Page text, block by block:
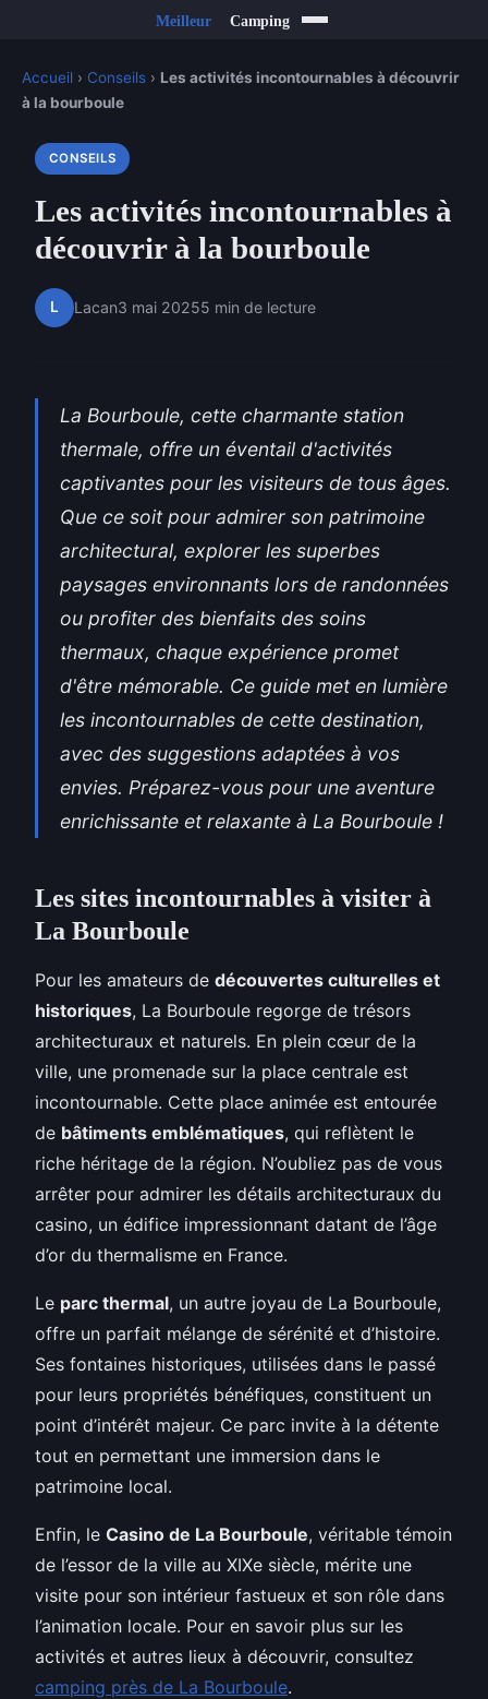
Accueil › Conseils › Les activités incontournables à découvrir
à la bourboule
CONSEILS
Les activités incontournables à
découvrir à la bourboule
L Lacan3 mai 20255 min de lecture
La Bourboule, cette charmante station
thermale, offre un éventail d'activités
captivantes pour les visiteurs de tous âges.
Que ce soit pour admirer son patrimoine
architectural, explorer les superbes
paysages environnants lors de randonnées
ou profiter des bienfaits des soins
thermaux, chaque expérience promet
d'être mémorable. Ce guide met en lumière
les incontournables de cette destination,
avec des suggestions adaptées à vos
envies. Préparez-vous pour une aventure
enrichissante et relaxante à La Bourboule !
Les sites incontournables à visiter à
La Bourboule
Pour les amateurs de découvertes culturelles et
historiques, La Bourboule regorge de trésors
architecturaux et naturels. En plein cœur de la
ville, une promenade sur la place centrale est
incontournable. Cette place animée est entourée
de bâtiments emblématiques, qui reflètent le
riche héritage de la région. N’oubliez pas de vous
arrêter pour admirer les détails architecturaux du
casino, un édifice impressionnant datant de l’âge
d’or du thermalisme en France.
Le parc thermal, un autre joyau de La Bourboule,
offre un parfait mélange de sérénité et d’histoire.
Ses fontaines historiques, utilisées dans le passé
pour leurs propriétés bénéfiques, constituent un
point d’intérêt majeur. Ce parc invite à la détente
tout en permettant une immersion dans le
patrimoine local.
Enfin, le Casino de La Bourboule, véritable témoin
de l’essor de la ville au XIXe siècle, mérite une
visite pour son intérieur fastueux et son rôle dans
l’animation locale. Pour en savoir plus sur les
activités et autres lieux à découvrir, consultez
camping près de La Bourboule.